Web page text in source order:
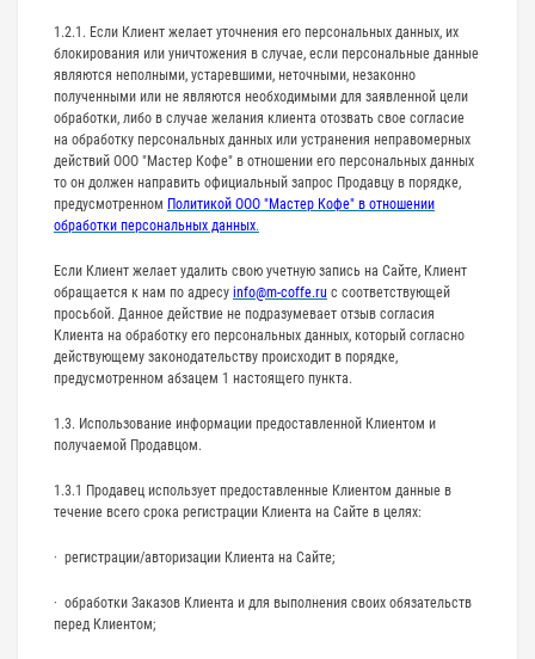
1.2.1. Если Клиент желает уточнения его персональных данных, их
блокирования или уничтожения в случае, если персональные данные
являются неполными, устаревшими, неточными, незаконно
полученными или не являются необходимыми для заявленной цели
обработки, либо в случае желания клиента отозвать свое согласие
на обработку персональных данных или устранения неправомерных
действий ООО "Мастер Кофе" в отношении его персональных данных
то он должен направить официальный запрос Продавцу в порядке,
предусмотренном Политикой ООО "Мастер Кофе" в отношении
обработки персональных данных.
Если Клиент желает удалить свою учетную запись на Сайте, Клиент
обращается к нам по адресу info@m-coffe.ru с соответствующей
просьбой. Данное действие не подразумевает отзыв согласия
Клиента на обработку его персональных данных, который согласно
действующему законодательству происходит в порядке,
предусмотренном абзацем 1 настоящего пункта.
1.3. Использование информации предоставленной Клиентом и
получаемой Продавцом.
1.3.1 Продавец использует предоставленные Клиентом данные в
течение всего срока регистрации Клиента на Сайте в целях:
· регистрации/авторизации Клиента на Сайте;
· обработки Заказов Клиента и для выполнения своих обязательств
перед Клиентом;